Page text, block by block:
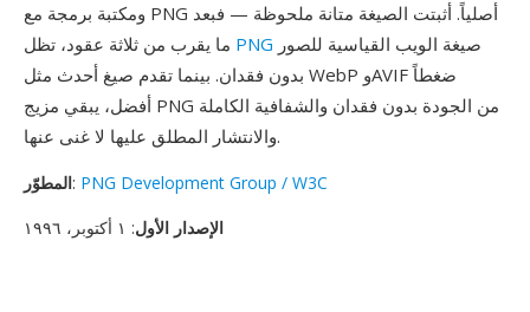
ومكتبة برمجة مع PNG أصلياً. أثبتت الصيغة متانة ملحوظة — فبعد
PNG
بدون فقدان. بينما تقدم صيغ أحدث مثل WebP وAVIF ضغطاً
أفضل، يبقي مزيج PNG من الجودة بدون فقدان والشفافية الكاملة
والانتشار المطلق عليها لا غنى عنها.
المطوّر: PNG Development Group / W3C
الإصدار الأول: ١ أكتوبر، ١٩٩٦